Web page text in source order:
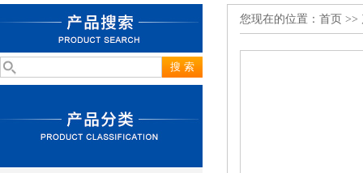
您现在的位置： 首页 >>